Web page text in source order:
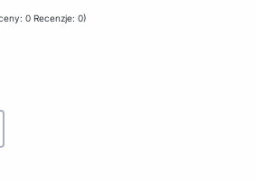
0 Recenzje: 0)